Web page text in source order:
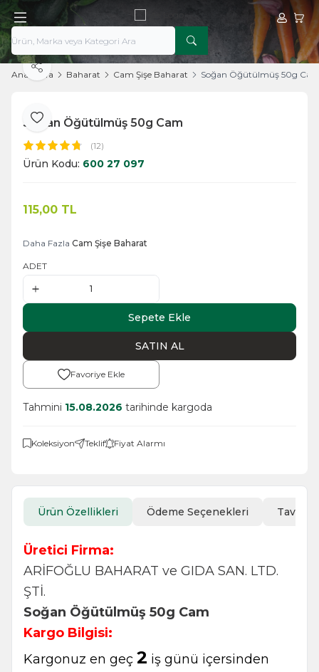
Hesabım
Ana Sayfa Baharat Cam Şişe Baharat Soğan Öğütülmüş 50g
Favoriye Ekle
Paylaş
Soğan Öğütülmüş 50g Cam
(12)
Ürün Kodu: 600 27 097
115,00 TL
Daha Fazla Cam Şişe Baharat
ADET
Sepete Ekle
SATIN AL
Favoriye Ekle
Tahmini 15.08.2026 tarihinde kargoda
Koleksiyon Teklif Fiyat Alarmı
Ürün Özellikleri Ödeme Seçenekleri Tavsiye
Üretici Firma:
ARİFOĞLU BAHARAT ve GIDA SAN. LTD.
ŞTİ.
Soğan Öğütülmüş 50g Cam
Kargo Bilgisi:
Kargonuz en geç 2 iş günü içersinden